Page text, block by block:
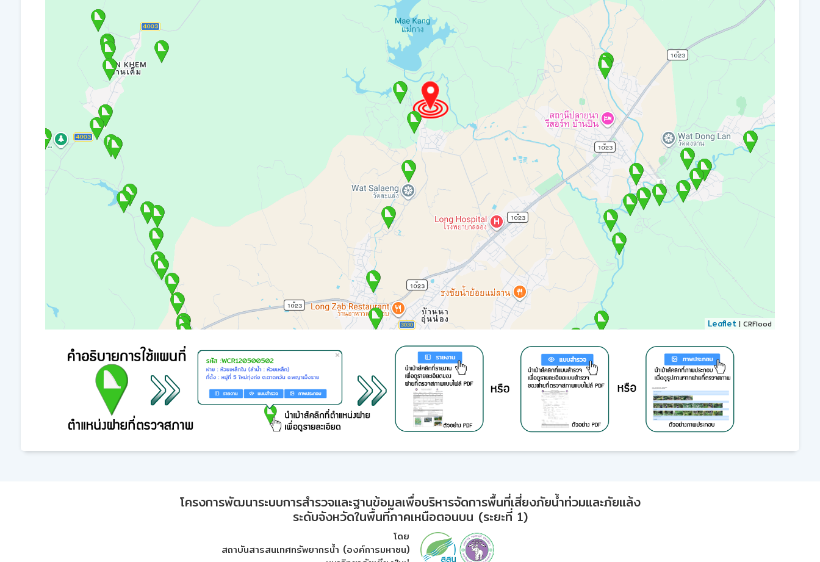
Leaflet | CRFlood
โครงการพัฒนาระบบการสำรวจและฐานข้อมูลเพื่อบริหารจัดการพื้นที่เสี่ยงภัยน้ำท่วมและภัยแล้ง
ระดับจังหวัดในพื้นที่ภาคเหนือตอนบน (ระยะที่ 1)
โดย
สถาบันสารสนเทศทรัพยากรน้ำ (องค์การมหาชน)